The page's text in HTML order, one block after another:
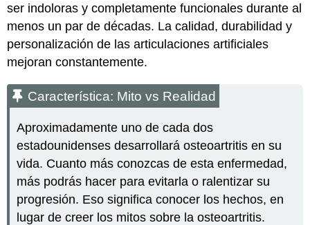
ser indoloras y completamente funcionales durante al
menos un par de décadas. La calidad, durabilidad y
personalización de las articulaciones artificiales
mejoran constantemente.
Característica: Mito vs Realidad
Aproximadamente uno de cada dos
estadounidenses desarrollará osteoartritis en su
vida. Cuanto más conozcas de esta enfermedad,
más podrás hacer para evitarla o ralentizar su
progresión. Eso significa conocer los hechos, en
lugar de creer los mitos sobre la osteoartritis.